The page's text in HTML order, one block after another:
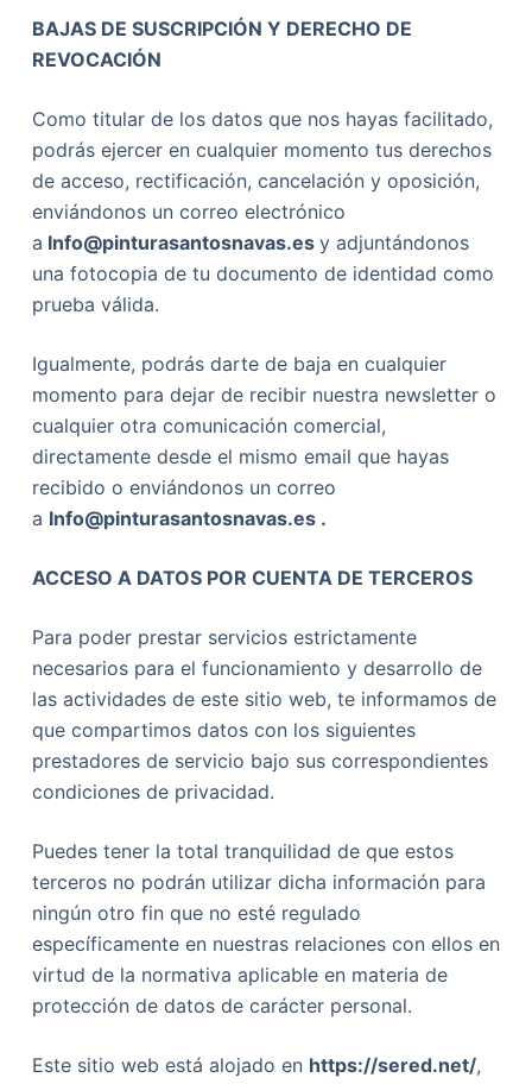
BAJAS DE SUSCRIPCIÓN Y DERECHO DE
REVOCACIÓN
Como titular de los datos que nos hayas facilitado,
podrás ejercer en cualquier momento tus derechos
de acceso, rectificación, cancelación y oposición,
enviándonos un correo electrónico
a Info@pinturasantosnavas.es y adjuntándonos
una fotocopia de tu documento de identidad como
prueba válida.
Igualmente, podrás darte de baja en cualquier
momento para dejar de recibir nuestra newsletter o
cualquier otra comunicación comercial,
directamente desde el mismo email que hayas
recibido o enviándonos un correo
a Info@pinturasantosnavas.es.
ACCESO A DATOS POR CUENTA DE TERCEROS
Para poder prestar servicios estrictamente
necesarios para el funcionamiento y desarrollo de
las actividades de este sitio web, te informamos de
que compartimos datos con los siguientes
prestadores de servicio bajo sus correspondientes
condiciones de privacidad.
Puedes tener la total tranquilidad de que estos
terceros no podrán utilizar dicha información para
ningún otro fin que no esté regulado
específicamente en nuestras relaciones con ellos en
virtud de la normativa aplicable en materia de
protección de datos de carácter personal.
Este sitio web está alojado en https://sered.net/,